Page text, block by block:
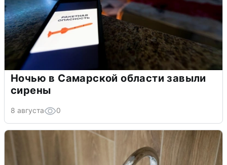
Ночью в Самарской области завыли
сирены
8 августа 0